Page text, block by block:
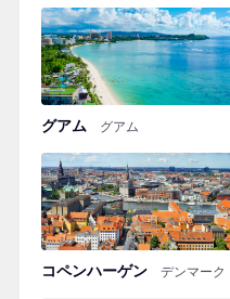
グアム グアム
コペンハーゲン デンマーク